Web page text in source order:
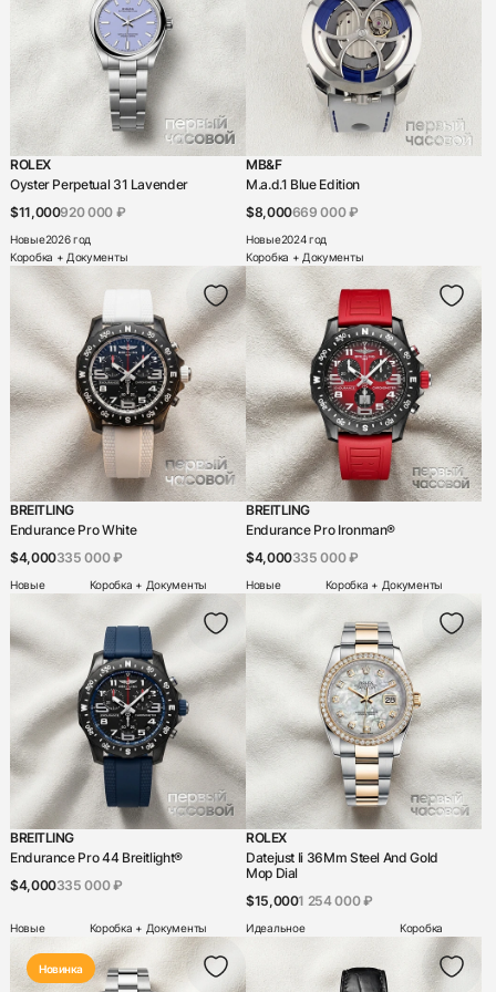
Цена
Пол
Женский
Мужской
Унисекс
Функции
24-х часовая индикация
Flyback-хронограф
Автоподзавод
Будильник
Вечный календарь
Второй часовой пояс
Дата
Индикатор день/ночь
Индикатор запаса хода
Кварц
Месяц
Мировое время
Прыгающий час
Репетир
Ретроградная секундная стрелка
Ретроградный указатель времени
ROLEX
Oyster Perpetual 31 Lavender
$11,000920 000 ₽
Новые2026 год
Коробка + Документы
MB&F
M.a.d.1 Blue Edition
$8,000669 000 ₽
Новые2024 год
Коробка + Документы
BREITLING
Endurance Pro White
$4,000335 000 ₽
Новые Коробка + Документы
BREITLING
Endurance Pro Ironman®
$4,000335 000 ₽
Новые Коробка + Документы
BREITLING
Endurance Pro 44 Breitlight®
$4,000335 000 ₽
Новые Коробка + Документы
ROLEX
Datejust Ii 36Mm Steel And Gold
Mop Dial
$15,0001 254 000 ₽
Идеальное Коробка
Новинка